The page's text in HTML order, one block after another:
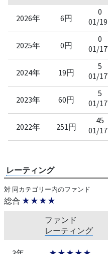
2026年 6円
0
01/19
2025年 0円
0
01/17
2024年 19円
5
01/17
2023年 60円
5
01/17
2022年 251円
45
01/17
レーティング
対 同カテゴリー内のファンド
総合 ★★★★
ファンド
レーティング